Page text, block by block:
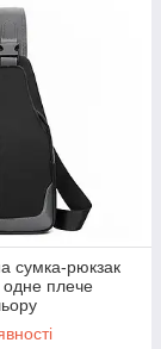
сумка-рюкзак
одне плече